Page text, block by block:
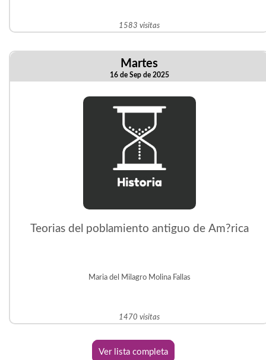
1583 visitas
Martes
16 de Sep de 2025
Teorias del poblamiento antiguo de Am?rica
Maria del Milagro Molina Fallas
1470 visitas
Ver lista completa